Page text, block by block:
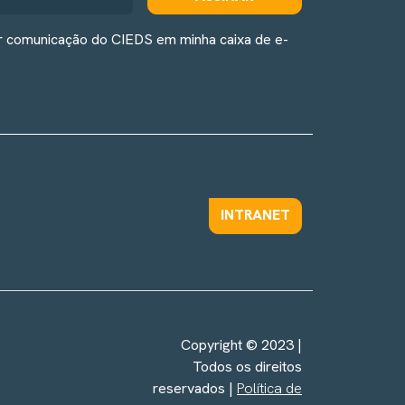
do CIEDS em minha caixa de e-
INTRANET
Copyright © 2023 |
Todos os direitos
reservados | Política de